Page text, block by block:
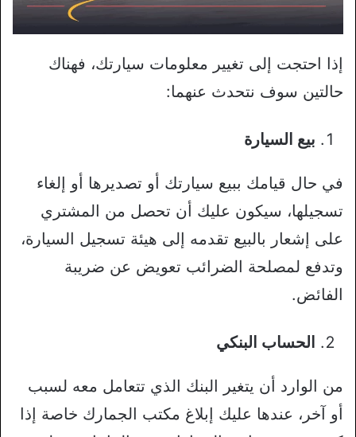
إذا احتجت إلى تغيير معلومات سيارتك، فهناك
حالتين سوف نتحدث عنهما:
بيع السيارة
في حال قيامك ببيع سيارتك أو تصديرها أو إلغاء
تسجيلها، سيكون عليك أن تحصل من المشتري
على إشعار بالبيع تقدمه إلى هيئة تسجيل السيارة،
وتدفع لمصلحة الضرائب تعويض عن ضريبة
الفائض.
الحساب البنكي
من الوارد أن يتغير البنك الذي تتعامل معه لسبب
أو آخر، عندها عليك إبلاغ مكتب الجمارك خاصة إذا